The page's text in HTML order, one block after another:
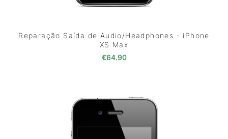
Reparação Saída de Audio/Headphones - iPhone
XS Max
€64.90